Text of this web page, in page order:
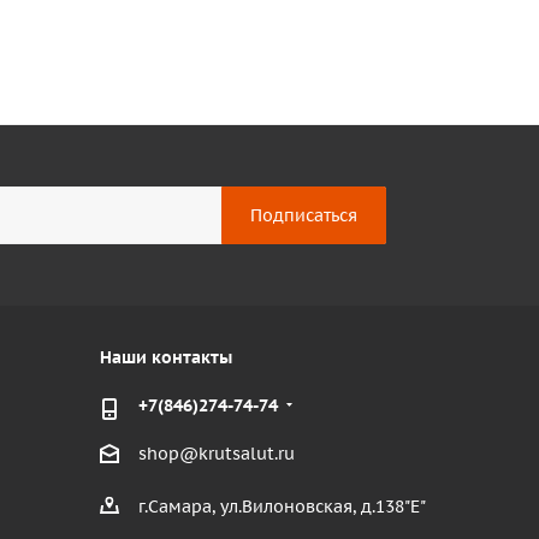
Наши контакты
+7(846)274-74-74
shop@krutsalut.ru
г.Самара, ул.Вилоновская, д.138"Е"